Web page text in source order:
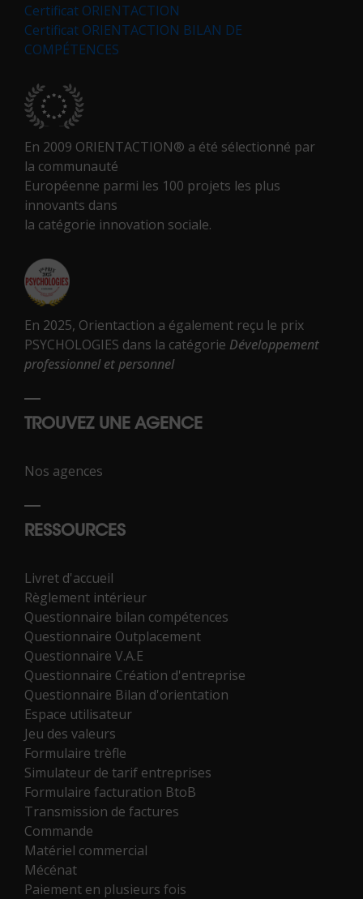
Certificat ORIENTACTION
Certificat ORIENTACTION BILAN DE
COMPÉTENCES
En 2009 ORIENTACTION® a été sélectionné par
la communauté
Européenne parmi les 100 projets les plus
innovants dans
la catégorie innovation sociale.
En 2025, Orientaction a également reçu le prix
PSYCHOLOGIES dans la catégorie Développement
professionnel et personnel
TROUVEZ UNE AGENCE
Nos agences
RESSOURCES
Livret d'accueil
Règlement intérieur
Questionnaire bilan compétences
Questionnaire Outplacement
Questionnaire V.A.E
Questionnaire Création d'entreprise
Questionnaire Bilan d'orientation
Espace utilisateur
Jeu des valeurs
Formulaire trèfle
Simulateur de tarif entreprises
Formulaire facturation BtoB
Transmission de factures
Commande
Matériel commercial
Mécénat
Paiement en plusieurs fois